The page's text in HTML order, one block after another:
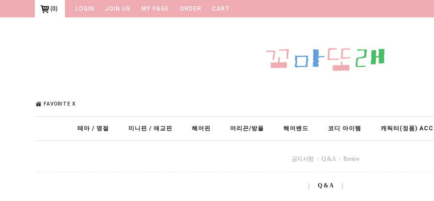
(0) LOGIN JOIN US MY PAGE ORDER CART
FAVORITE X
테마 / 명절 미니핀 / 애교핀 헤어핀 머리끈/방울 헤어밴드 코디 아이템 캐릭터(정품) ACC
공지사항 Q & A Review
[ Q & A ]